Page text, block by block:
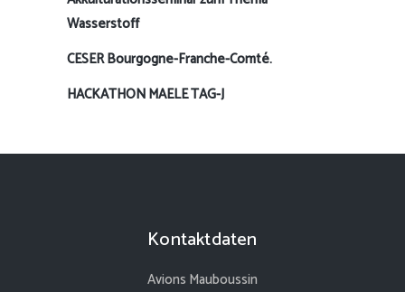
Wasserstoff
CESER Bourgogne-Franche-Comté.
HACKATHON MAELE TAG-J
Kontaktdaten
Avions Mauboussin